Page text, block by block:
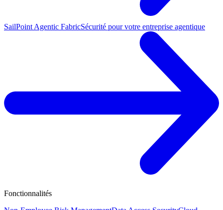
SailPoint Agentic FabricSécurité pour votre entreprise agentique
Fonctionnalités